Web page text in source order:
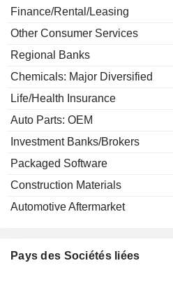
Finance/Rental/Leasing
Other Consumer Services
Regional Banks
Chemicals: Major Diversified
Life/Health Insurance
Auto Parts: OEM
Investment Banks/Brokers
Packaged Software
Construction Materials
Automotive Aftermarket
Pays des Sociétés liées